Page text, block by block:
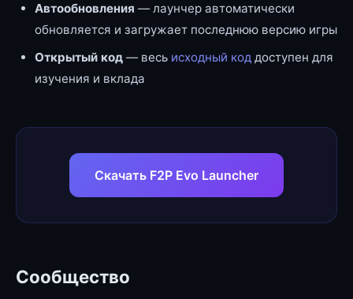
Автообновления — лаунчер автоматически
обновляется и загружает последнюю версию игры
Открытый код — весь исходный код доступен для
изучения и вклада
Скачать F2P Evo Launcher
Сообщество